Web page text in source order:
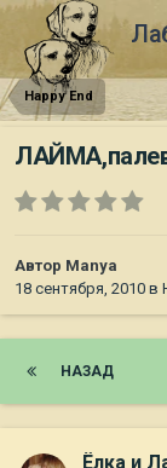
Happy End
Автор Manya
18 сентября, 2010 в
НАЗАД
Ёлка и